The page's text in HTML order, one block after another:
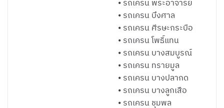
⦁ รถเครน พระอาจารย์
⦁ รถเครน บึงศาล
⦁ รถเครน ศีรษะกระบือ
⦁ รถเครน โพธิ์แทน
⦁ รถเครน บางสมบูรณ์
⦁ รถเครน ทรายมูล
⦁ รถเครน บางปลากด
⦁ รถเครน บางลูกเสือ
⦁ รถเครน ชุมพล